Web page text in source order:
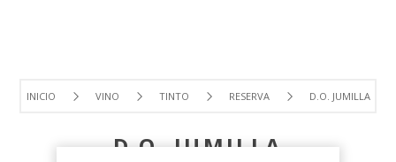
INICIO VINO TINTO RESERVA D.O. JUMILLA
D.O. JUMILLA